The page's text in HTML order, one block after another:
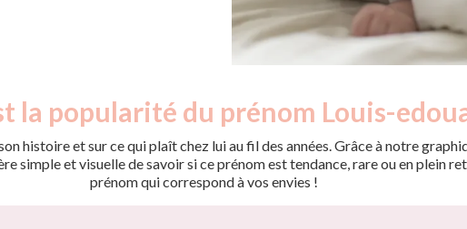
la popularité du prénom Louis-
histoire et sur ce qui plaît chez lui au fil des années. Grâce à notre
simple et visuelle de savoir si ce prénom est tendance, rare ou en plein
prénom qui correspond à vos envies !